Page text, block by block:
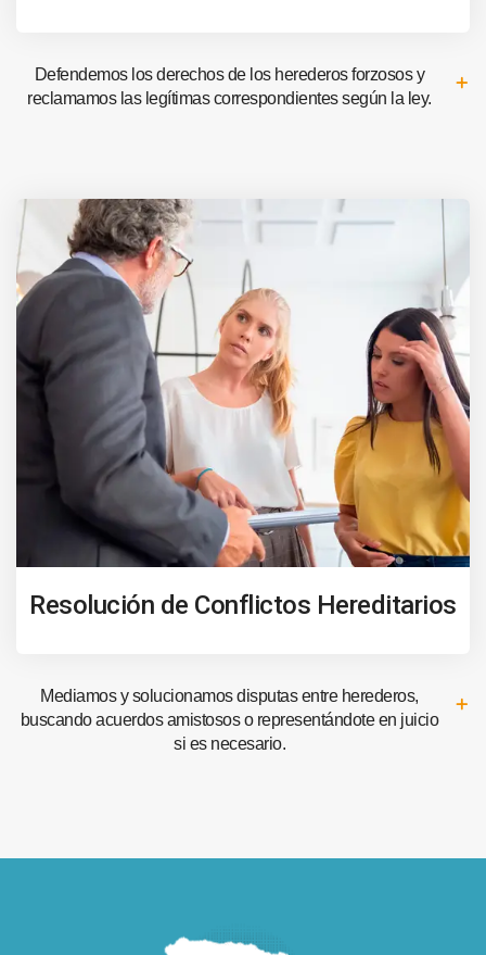
Defendemos los derechos de los herederos forzosos y
reclamamos las legítimas correspondientes según la ley.
Resolución de Conflictos Hereditarios
Mediamos y solucionamos disputas entre herederos,
buscando acuerdos amistosos o representándote en juicio
si es necesario.